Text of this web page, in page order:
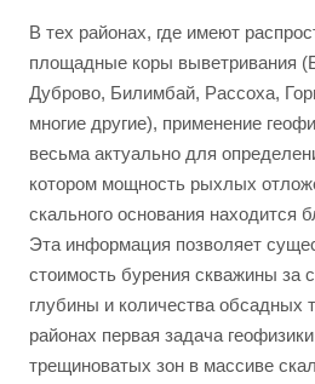
В тех районах, где имеют
площадные коры выветривания
Дуброво, Билимбай, Рассоха,
многие другие), применение
весьма актуально для
котором мощность рыхлых
скального основания находится
Эта информация позволяет
стоимость бурения скважины за
глубины и количества обсадных
районах первая задача
трещиноватых зон в массиве